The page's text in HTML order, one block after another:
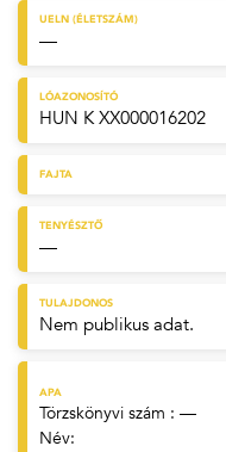
UELN (ÉLETSZÁM)
—
LÓAZONOSÍTÓ
HUN K XX000016202
FAJTA
TENYÉSZTŐ
—
TULAJDONOS
Nem publikus adat.
APA
Törzskönyvi szám : —
Név: